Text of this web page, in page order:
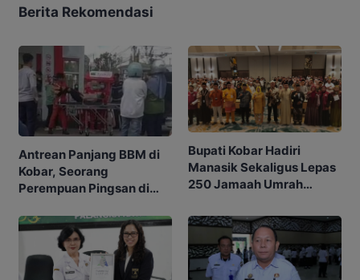
Berita Rekomendasi
Antrean Panjang BBM di
Kobar, Seorang
Perempuan Pingsan di
Bupati Kobar Hadiri
Manasik Sekaligus Lepas
250 Jamaah Umrah